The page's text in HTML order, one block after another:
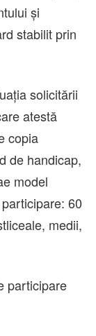
şi
stabilit prin
solicitării
atestă
copia
de handicap,
model
60
medii,
participare